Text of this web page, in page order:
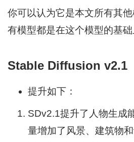
你可以认为它是本文所有其
有模型都是在这个模型的基础
Stable Diffusion v2.1
提升如下：
SDv2.1提升了人物生成
量增加了风景、建筑物